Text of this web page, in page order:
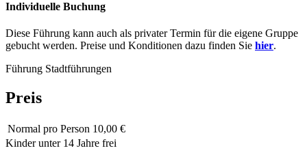
Individuelle Buchung
Diese Führung kann auch als privater Termin für die eigene Gruppe
gebucht werden. Preise und Konditionen dazu finden Sie hier.
Führung Stadtführungen
Preis
Normal pro Person 10,00 €
Kinder unter 14 Jahre frei